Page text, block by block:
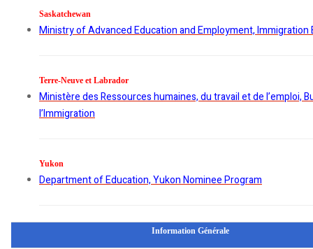
Saskatchewan
Ministry of Advanced Education and Employment, Immigration
Terre-Neuve et Labrador
Ministère des Ressources humaines, du travail et de l’emploi,
l’Immigration
Yukon
Department of Education, Yukon Nominee Program
Information Générale